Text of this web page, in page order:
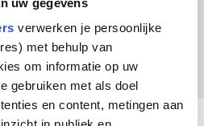
verwerken je persoonlijke
met behulp van
om informatie op uw
gebruiken met als doel
en content, metingen aan
beugelklem
Download productsheet